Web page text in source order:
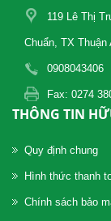
119 Lê Thị
Chuẩn, TX
0908043406
Fax: 0274
THÔNG TIN
Quy định chung
Hình thức thanh
Chính sách bảo